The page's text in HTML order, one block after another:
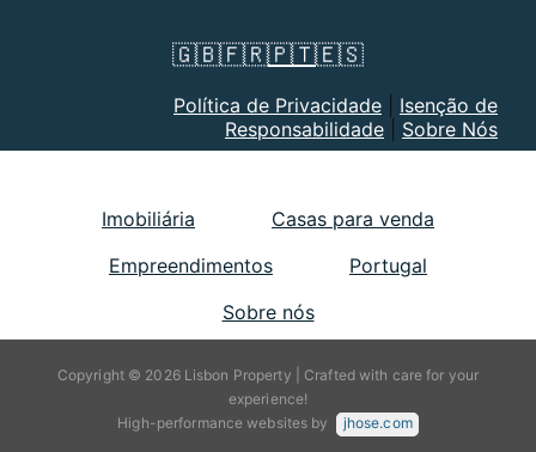
🇬🇧🇫🇷🇵🇹🇪🇸
Política de Privacidade
Isenção de
Responsabilidade
Sobre Nós
Imobiliária
Casas para venda
Empreendimentos
Portugal
Sobre nós
Copyright © 2026 Lisbon Property | Crafted with care for your
experience!
High-performance websites by
jhose.com